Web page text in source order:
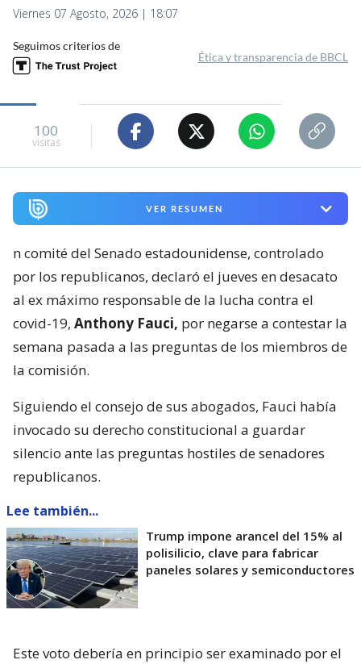
Viernes 07 Agosto, 2026 | 18:07
Seguimos criterios de
Ética y transparencia de BBCL
100
visitas
VER RESUMEN
n comité del Senado estadounidense, controlado
por los republicanos, declaró el jueves en desacato
al ex máximo responsable de la lucha contra el
covid-19, Anthony Fauci, por negarse a contestar la
semana pasada a las preguntas de los miembros de
la comisión.
Siguiendo el consejo de sus abogados, Fauci había
invocado su derecho constitucional a guardar
silencio ante las preguntas hostiles de senadores
republicanos.
Lee también...
Trump impone arancel del 15% al
polisilicio, clave para fabricar
paneles solares y semiconductores
Este voto debería en principio ser examinado por el